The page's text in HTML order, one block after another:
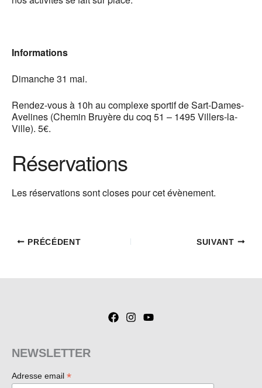
Informations
Dimanche 31 mai.
Rendez-vous à 10h au complexe sportif de Sart-Dames-
Avelines (Chemin Bruyère du coq 51 – 1495 Villers-la-
Ville). 5€.
Réservations
Les réservations sont closes pour cet évènement.
PRÉCÉDENT SUIVANT
NEWSLETTER
Adresse email *